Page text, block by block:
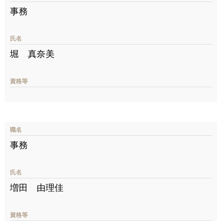
事務
氏名
堀 真奈美
資格等
職名
事務
氏名
増田 由理佳
資格等